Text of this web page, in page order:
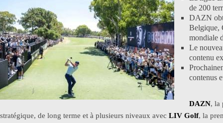
de 200
DAZN
Belgique,
mondiale
Le
contenu
contenus
DAZN, la
stratégique, de long terme et à plusieurs niveaux avec LIV Golf, la